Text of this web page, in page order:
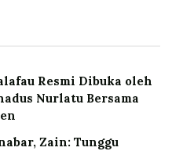
Resmi Dibuka oleh
Nurlatu Bersama
Zain: Tunggu